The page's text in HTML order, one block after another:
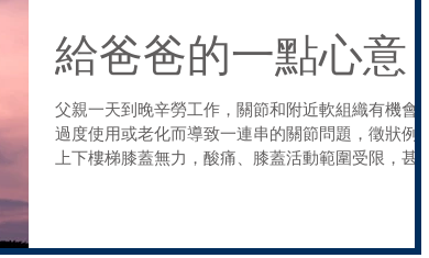
給爸爸的一點心意
父親一天到晚辛勞工作，關節和附近軟組織有機會因
過度使用或老化而導致一連串的關節問題，徵狀例如:
上下樓梯膝蓋無力，酸痛、膝蓋活動範圍受限，甚至